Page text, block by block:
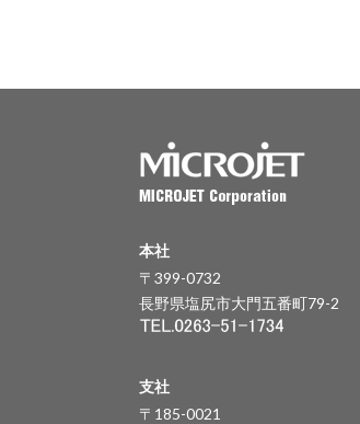
本社
〒399-0732
長野県塩尻市大門五番町79-2
支社
〒185-0021